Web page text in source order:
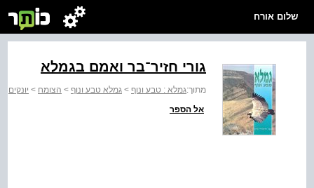
שלום אורח
גורי חזיר־בר ואמם בגמלא
מתוך:גמלא : טבע ונוף > גמלא טבע ונוף > הצומח > יונקים
אל הספר